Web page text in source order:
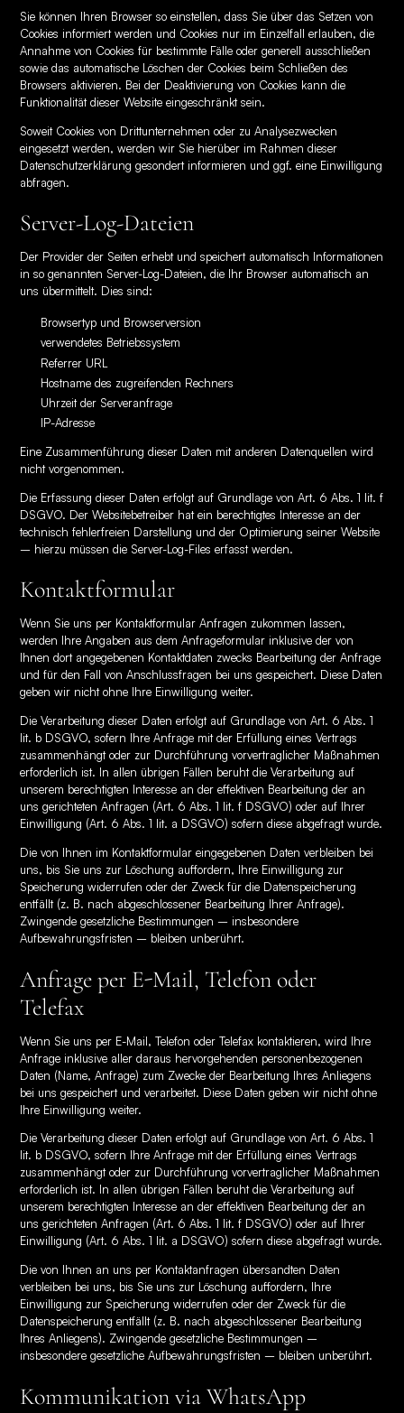
Sie können Ihren Browser so einstellen, dass Sie über das Setzen von
Cookies informiert werden und Cookies nur im Einzelfall erlauben, die
Annahme von Cookies für bestimmte Fälle oder generell ausschließen
sowie das automatische Löschen der Cookies beim Schließen des
Browsers aktivieren. Bei der Deaktivierung von Cookies kann die
Funktionalität dieser Website eingeschränkt sein.
Soweit Cookies von Drittunternehmen oder zu Analysezwecken
eingesetzt werden, werden wir Sie hierüber im Rahmen dieser
Datenschutzerklärung gesondert informieren und ggf. eine Einwilligung
abfragen.
Server-Log-Dateien
Der Provider der Seiten erhebt und speichert automatisch Informationen
in so genannten Server-Log-Dateien, die Ihr Browser automatisch an
uns übermittelt. Dies sind:
Browsertyp und Browserversion
verwendetes Betriebssystem
Referrer URL
Hostname des zugreifenden Rechners
Uhrzeit der Serveranfrage
IP-Adresse
Eine Zusammenführung dieser Daten mit anderen Datenquellen wird
nicht vorgenommen.
Die Erfassung dieser Daten erfolgt auf Grundlage von Art. 6 Abs. 1 lit. f
DSGVO. Der Websitebetreiber hat ein berechtigtes Interesse an der
technisch fehlerfreien Darstellung und der Optimierung seiner Website
– hierzu müssen die Server-Log-Files erfasst werden.
Kontaktformular
Wenn Sie uns per Kontaktformular Anfragen zukommen lassen,
werden Ihre Angaben aus dem Anfrageformular inklusive der von
Ihnen dort angegebenen Kontaktdaten zwecks Bearbeitung der Anfrage
und für den Fall von Anschlussfragen bei uns gespeichert. Diese Daten
geben wir nicht ohne Ihre Einwilligung weiter.
Die Verarbeitung dieser Daten erfolgt auf Grundlage von Art. 6 Abs. 1
lit. b DSGVO, sofern Ihre Anfrage mit der Erfüllung eines Vertrags
zusammenhängt oder zur Durchführung vorvertraglicher Maßnahmen
erforderlich ist. In allen übrigen Fällen beruht die Verarbeitung auf
unserem berechtigten Interesse an der effektiven Bearbeitung der an
uns gerichteten Anfragen (Art. 6 Abs. 1 lit. f DSGVO) oder auf Ihrer
Einwilligung (Art. 6 Abs. 1 lit. a DSGVO) sofern diese abgefragt wurde.
Die von Ihnen im Kontaktformular eingegebenen Daten verbleiben bei
uns, bis Sie uns zur Löschung auffordern, Ihre Einwilligung zur
Speicherung widerrufen oder der Zweck für die Datenspeicherung
entfällt (z. B. nach abgeschlossener Bearbeitung Ihrer Anfrage).
Zwingende gesetzliche Bestimmungen – insbesondere
Aufbewahrungsfristen – bleiben unberührt.
Anfrage per E-Mail, Telefon oder
Telefax
Wenn Sie uns per E-Mail, Telefon oder Telefax kontaktieren, wird Ihre
Anfrage inklusive aller daraus hervorgehenden personenbezogenen
Daten (Name, Anfrage) zum Zwecke der Bearbeitung Ihres Anliegens
bei uns gespeichert und verarbeitet. Diese Daten geben wir nicht ohne
Ihre Einwilligung weiter.
Die Verarbeitung dieser Daten erfolgt auf Grundlage von Art. 6 Abs. 1
lit. b DSGVO, sofern Ihre Anfrage mit der Erfüllung eines Vertrags
zusammenhängt oder zur Durchführung vorvertraglicher Maßnahmen
erforderlich ist. In allen übrigen Fällen beruht die Verarbeitung auf
unserem berechtigten Interesse an der effektiven Bearbeitung der an
uns gerichteten Anfragen (Art. 6 Abs. 1 lit. f DSGVO) oder auf Ihrer
Einwilligung (Art. 6 Abs. 1 lit. a DSGVO) sofern diese abgefragt wurde.
Die von Ihnen an uns per Kontaktanfragen übersandten Daten
verbleiben bei uns, bis Sie uns zur Löschung auffordern, Ihre
Einwilligung zur Speicherung widerrufen oder der Zweck für die
Datenspeicherung entfällt (z. B. nach abgeschlossener Bearbeitung
Ihres Anliegens). Zwingende gesetzliche Bestimmungen –
insbesondere gesetzliche Aufbewahrungsfristen – bleiben unberührt.
Kommunikation via WhatsApp